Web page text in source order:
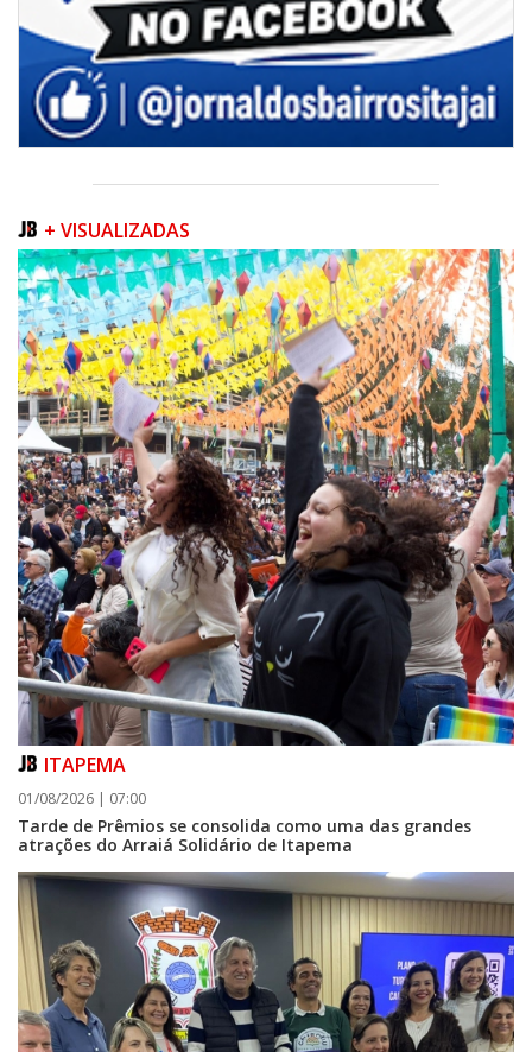
07/08/2026 | 07:00
Prefeitura de Itapema segue com credenciamento aberto para artistas e
produtores culturais
ITAPEMA
07/08/2026 | 07:00
Itapema se destaca no IDEB e conquista melhor resultado da região
+ VISUALIZADAS
ITAPEMA
01/08/2026 | 07:00
Tarde de Prêmios se consolida como uma das grandes
atrações do Arraiá Solidário de Itapema